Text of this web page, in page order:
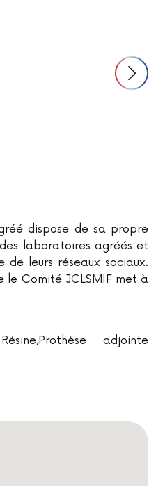
dispose de sa propre
laboratoires agréés et
leurs réseaux sociaux.
le Comité JCLSMIF met à
adjointe